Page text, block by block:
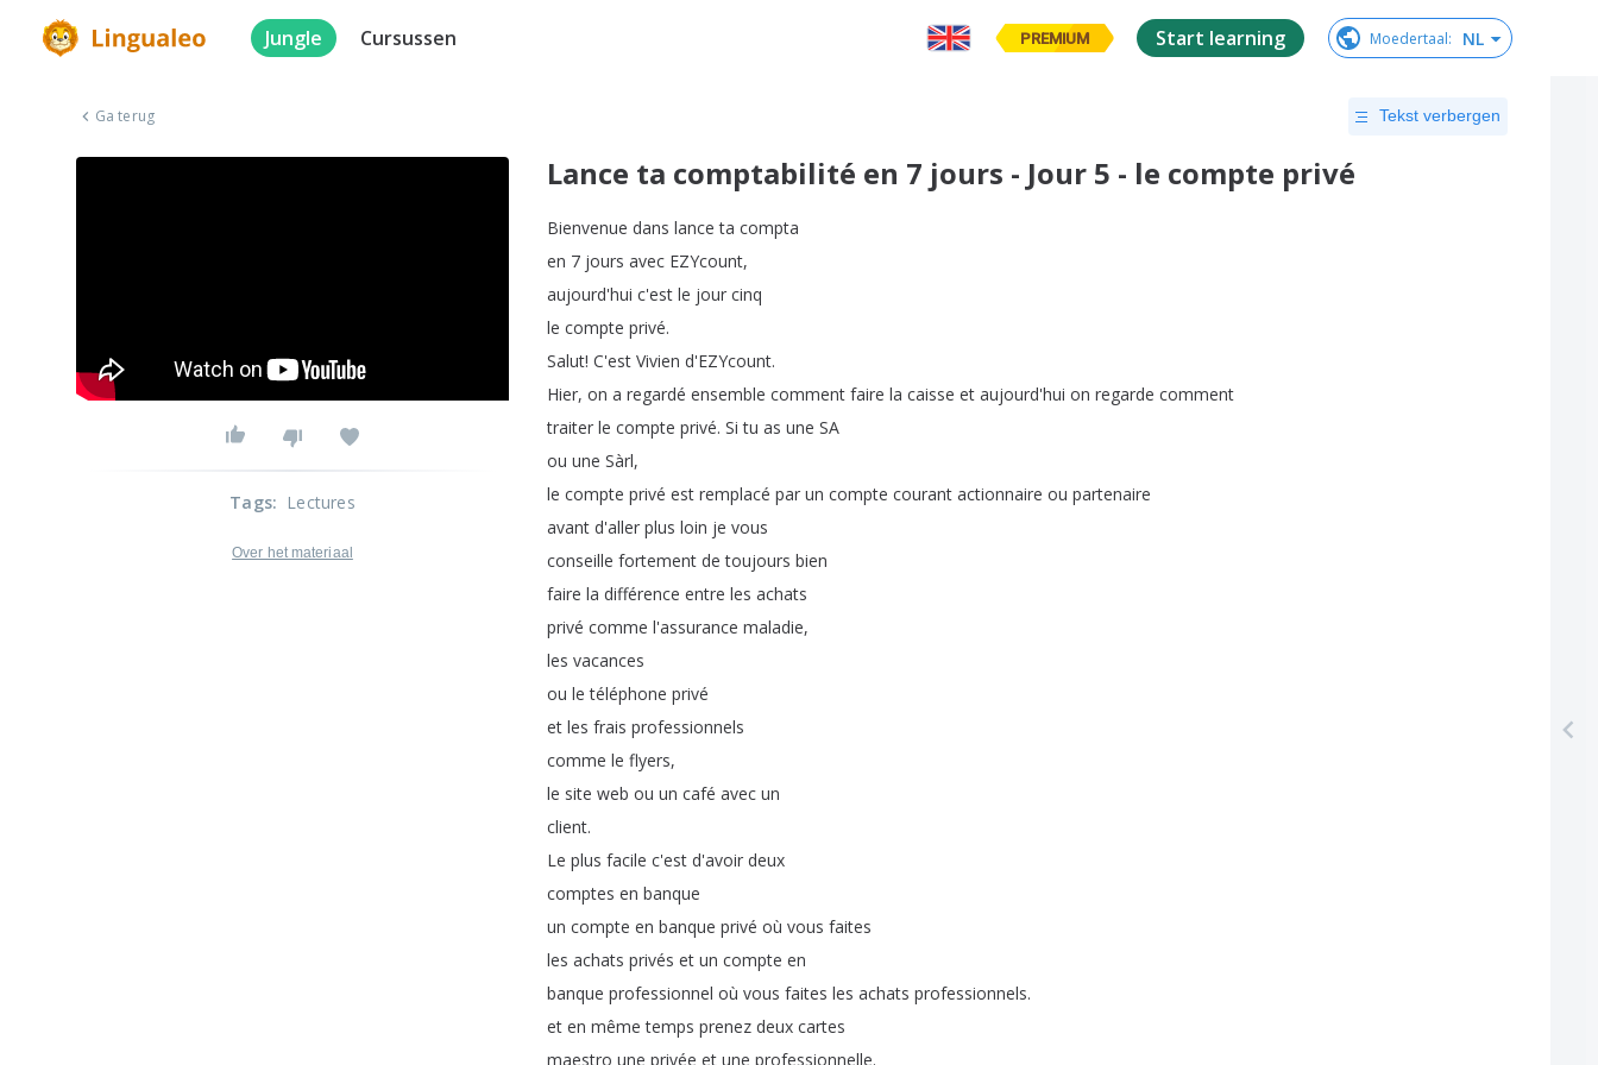
Jungle Cursussen PREMIUM Start learning Moedertaal: NL
Ga terug Tekst verbergen
Lance ta comptabilité en 7 jours - Jour 5 - le compte privé
Bienvenue dans lance ta compta
en 7 jours avec EZYcount,
aujourd'hui c'est le jour cinq
le compte privé.
Salut! C'est Vivien d'EZYcount.
Hier, on a regardé ensemble comment faire la caisse et aujourd'hui on regarde comment
traiter le compte privé. Si tu as une SA
ou une Sàrl,
le compte privé est remplacé par un compte courant actionnaire ou partenaire
avant d'aller plus loin je vous
conseille fortement de toujours bien
faire la différence entre les achats
privé comme l'assurance maladie,
les vacances
ou le téléphone privé
et les frais professionnels
comme le flyers,
le site web ou un café avec un
client.
Le plus facile c'est d'avoir deux
comptes en banque
un compte en banque privé où vous faites
les achats privés et un compte en
banque professionnel où vous faites les achats professionnels.
et en même temps prenez deux cartes
maestro une privée et une professionnelle.
Tags: Lectures
Over het materiaal